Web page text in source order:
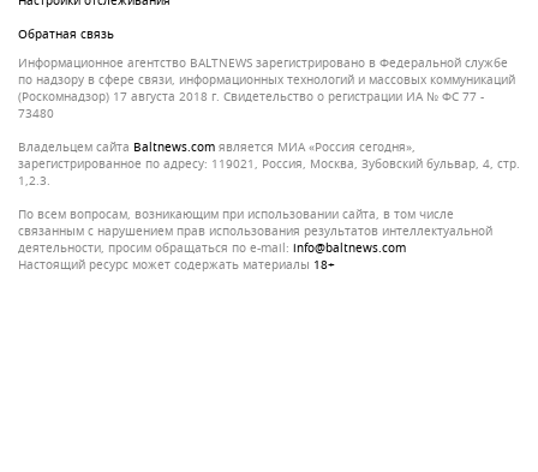
Обратная связь
Информационное агентство BALTNEWS зарегистрировано в Федеральной службе
по надзору в сфере связи, информационных технологий и массовых коммуникаций
(Роскомнадзор) 17 августа 2018 г. Свидетельство о регистрации ИА № ФС 77 -
73480
Владельцем сайта
baltnews.com является МИА «Россия сегодня»,
зарегистрированное по адресу: 119021, Россия, Москва, Зубовский бульвар, 4, стр.
1,2.3.
По всем вопросам, возникающим при использовании сайта, в том числе
связанным с нарушением прав использования результатов интеллектуальной
деятельности, просим обращаться по e-mail: info@baltnews.com
Настоящий ресурс может содержать материалы 18+